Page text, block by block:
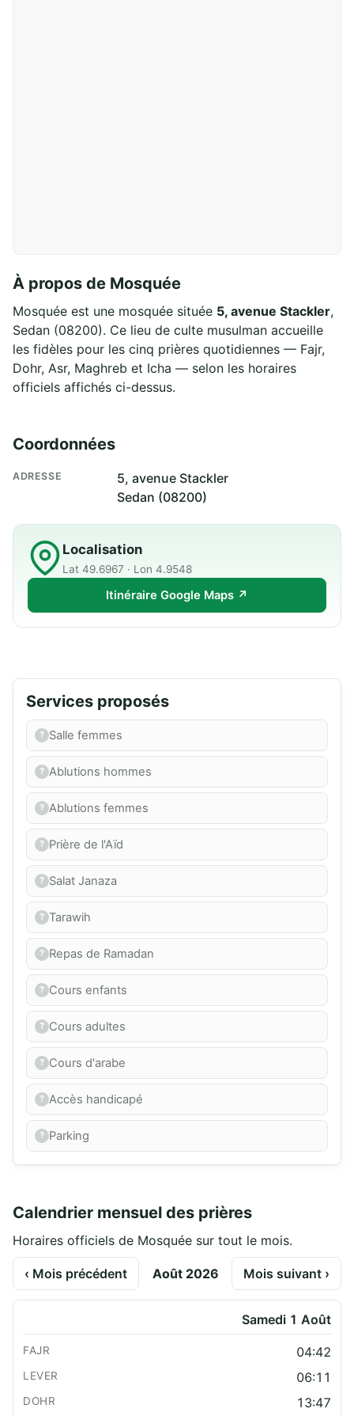
À propos de Mosquée
Mosquée est une mosquée située 5, avenue Stackler,
Sedan (08200). Ce lieu de culte musulman accueille
les fidèles pour les cinq prières quotidiennes — Fajr,
Dohr, Asr, Maghreb et Icha — selon les horaires
officiels affichés ci-dessus.
Coordonnées
ADRESSE
5, avenue Stackler
Sedan (08200)
Localisation
Lat 49.6967 · Lon 4.9548
Itinéraire Google Maps ↗
Services proposés
Salle femmes
Ablutions hommes
Ablutions femmes
Prière de l'Aïd
Salat Janaza
Tarawih
Repas de Ramadan
Cours enfants
Cours adultes
Cours d'arabe
Accès handicapé
Parking
Calendrier mensuel des prières
Horaires officiels de Mosquée sur tout le mois.
‹ Mois précédent Août 2026 Mois suivant ›
Samedi 1 Août
04:42
06:11
13:47